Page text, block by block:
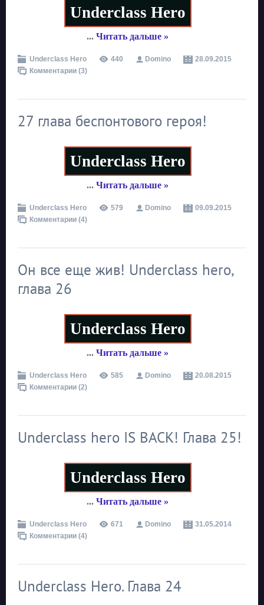
Underclass Hero
... Читать дальше »
Underclass Hero 440 Domino
28.09.2015
Комментарии (3)
27 глава беспонтового героя!
Underclass Hero
... Читать дальше »
Underclass Hero 579 Domino
09.09.2015
Комментарии (4)
Он все еще жив! Underclass hero,
глава 26
Underclass Hero
... Читать дальше »
Underclass Hero 585 Domino
20.08.2015
Комментарии (2)
Underclass hero IS BACK! Глава 25!
Underclass Hero
... Читать дальше »
Underclass Hero 671 Domino
31.05.2014
Комментарии (4)
Underclass Hero. Глава 24